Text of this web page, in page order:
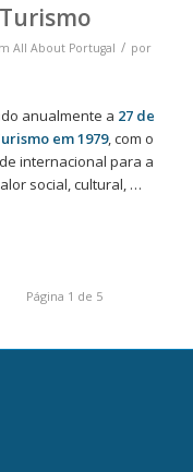
All About Portugal / por
anualmente a 27 de
em 1979, com o
internacional para a
social, cultural, …
Página 1 de 5